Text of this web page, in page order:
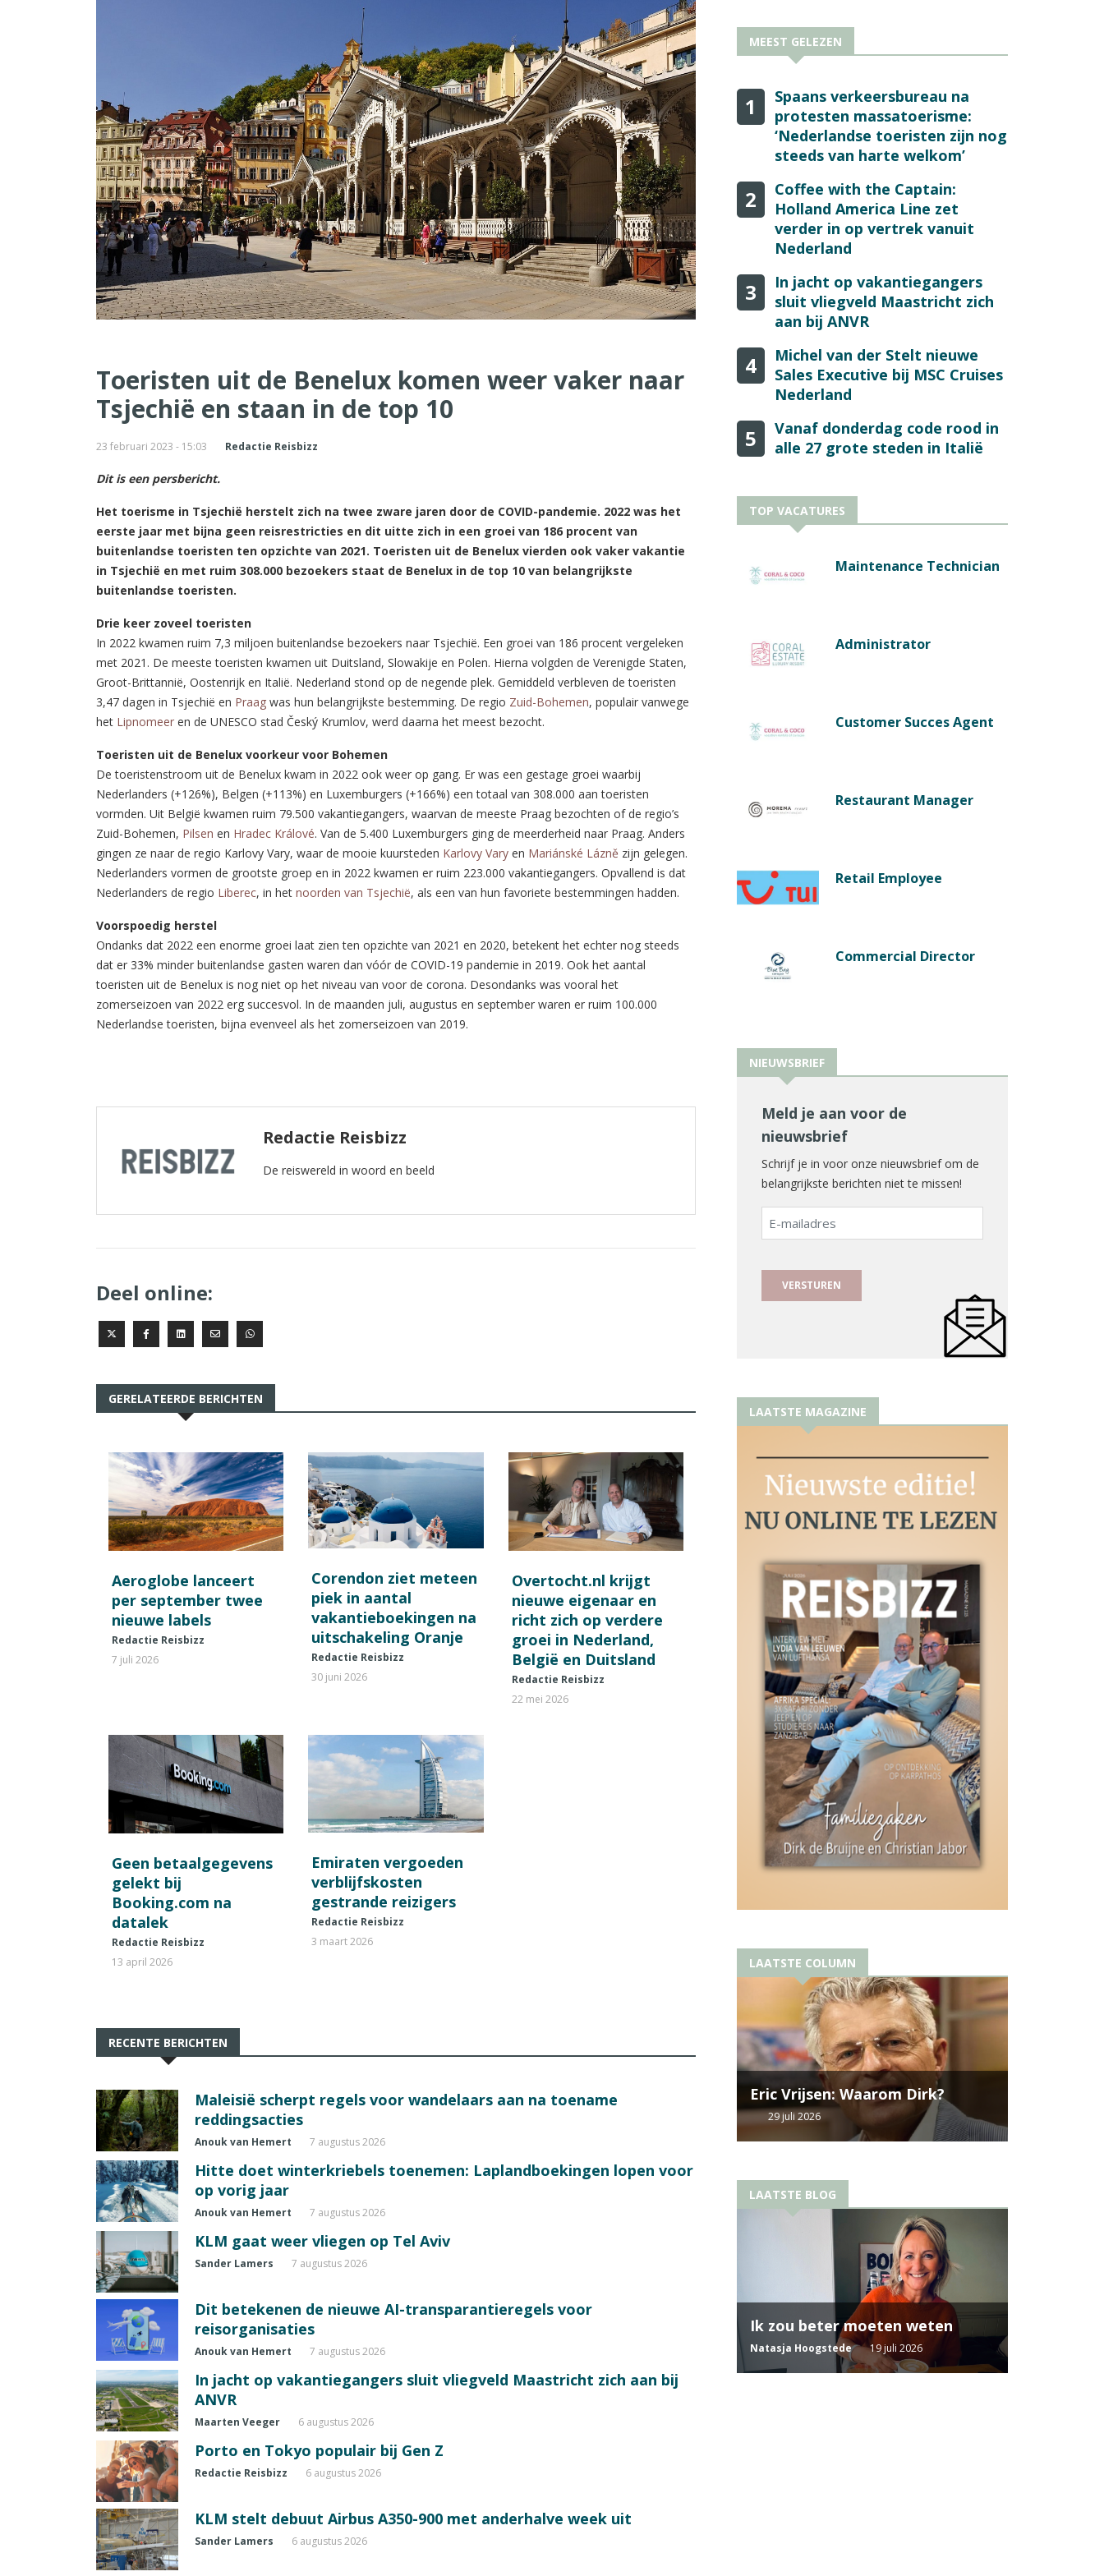
Toeristen uit de Benelux komen weer vaker naar
Tsjechië en staan in de top 10
23 februari 2023 - 15:03 Redactie Reisbizz
Dit is een persbericht.
Het toerisme in Tsjechië herstelt zich na twee zware jaren door de COVID-pandemie. 2022 was het
eerste jaar met bijna geen reisrestricties en dit uitte zich in een groei van 186 procent van
buitenlandse toeristen ten opzichte van 2021. Toeristen uit de Benelux vierden ook vaker vakantie
in Tsjechië en met ruim 308.000 bezoekers staat de Benelux in de top 10 van belangrijkste
buitenlandse toeristen.
Drie keer zoveel toeristen
In 2022 kwamen ruim 7,3 miljoen buitenlandse bezoekers naar Tsjechië. Een groei van 186 procent vergeleken
met 2021. De meeste toeristen kwamen uit Duitsland, Slowakije en Polen. Hierna volgden de Verenigde Staten,
Groot-Brittannië, Oostenrijk en Italië. Nederland stond op de negende plek. Gemiddeld verbleven de toeristen
3,47 dagen in Tsjechië en Praag was hun belangrijkste bestemming. De regio Zuid-Bohemen, populair vanwege
het Lipnomeer en de UNESCO stad Český Krumlov, werd daarna het meest bezocht.
Toeristen uit de Benelux voorkeur voor Bohemen
De toeristenstroom uit de Benelux kwam in 2022 ook weer op gang. Er was een gestage groei waarbij
Nederlanders (+126%), Belgen (+113%) en Luxemburgers (+166%) een totaal van 308.000 aan toeristen
vormden. Uit België kwamen ruim 79.500 vakantiegangers, waarvan de meeste Praag bezochten of de regio’s
Zuid-Bohemen, Pilsen en Hradec Králové. Van de 5.400 Luxemburgers ging de meerderheid naar Praag. Anders
gingen ze naar de regio Karlovy Vary, waar de mooie kuursteden Karlovy Vary en Mariánské Lázně zijn gelegen.
Nederlanders vormen de grootste groep en in 2022 kwamen er ruim 223.000 vakantiegangers. Opvallend is dat
Nederlanders de regio Liberec, in het noorden van Tsjechië, als een van hun favoriete bestemmingen hadden.
Voorspoedig herstel
Ondanks dat 2022 een enorme groei laat zien ten opzichte van 2021 en 2020, betekent het echter nog steeds
dat er 33% minder buitenlandse gasten waren dan vóór de COVID-19 pandemie in 2019. Ook het aantal
toeristen uit de Benelux is nog niet op het niveau van voor de corona. Desondanks was vooral het
zomerseizoen van 2022 erg succesvol. In de maanden juli, augustus en september waren er ruim 100.000
Nederlandse toeristen, bijna evenveel als het zomerseizoen van 2019.
Redactie Reisbizz
De reiswereld in woord en beeld
Deel online:
GERELATEERDE BERICHTEN
Aeroglobe lanceert
per september twee
nieuwe labels
Redactie Reisbizz
7 juli 2026
Corendon ziet meteen
piek in aantal
vakantieboekingen na
uitschakeling Oranje
Redactie Reisbizz
30 juni 2026
Overtocht.nl krijgt
nieuwe eigenaar en
richt zich op verdere
groei in Nederland,
België en Duitsland
Redactie Reisbizz
22 mei 2026
Geen betaalgegevens
gelekt bij
Booking.com na
datalek
Redactie Reisbizz
13 april 2026
Emiraten vergoeden
verblijfskosten
gestrande reizigers
Redactie Reisbizz
3 maart 2026
RECENTE BERICHTEN
Maleisië scherpt regels voor wandelaars aan na toename
reddingsacties
Anouk van Hemert 7 augustus 2026
Hitte doet winterkriebels toenemen: Laplandboekingen lopen voor
op vorig jaar
Anouk van Hemert 7 augustus 2026
KLM gaat weer vliegen op Tel Aviv
Sander Lamers 7 augustus 2026
Dit betekenen de nieuwe AI-transparantieregels voor
reisorganisaties
Anouk van Hemert 7 augustus 2026
In jacht op vakantiegangers sluit vliegveld Maastricht zich aan bij
ANVR
Maarten Veeger 6 augustus 2026
Porto en Tokyo populair bij Gen Z
Redactie Reisbizz 6 augustus 2026
KLM stelt debuut Airbus A350-900 met anderhalve week uit
Sander Lamers 6 augustus 2026
MEEST GELEZEN
1
Spaans verkeersbureau na
protesten massatoerisme:
‘Nederlandse toeristen zijn nog
steeds van harte welkom’
2
Coffee with the Captain:
Holland America Line zet
verder in op vertrek vanuit
Nederland
3
In jacht op vakantiegangers
sluit vliegveld Maastricht zich
aan bij ANVR
4
Michel van der Stelt nieuwe
Sales Executive bij MSC Cruises
Nederland
5
Vanaf donderdag code rood in
alle 27 grote steden in Italië
TOP VACATURES
Maintenance Technician
Administrator
Customer Succes Agent
Restaurant Manager
Retail Employee
Commercial Director
NIEUWSBRIEF
Meld je aan voor de
nieuwsbrief
Schrijf je in voor onze nieuwsbrief om de
belangrijkste berichten niet te missen!
E-
mailadres
LAATSTE MAGAZINE
LAATSTE COLUMN
Eric Vrijsen: Waarom Dirk?
29 juli 2026
LAATSTE BLOG
Ik zou beter moeten weten
Natasja Hoogstede 19 juli 2026